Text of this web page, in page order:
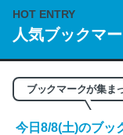
https://
/064121
─GPTの仕組みと限
HOT ENTRY
人気ブックマ
ブックマークが集ま
今日8/8(土)のブッ